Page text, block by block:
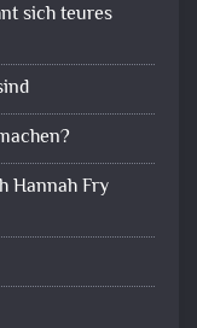
sich teures
Hannah Fry